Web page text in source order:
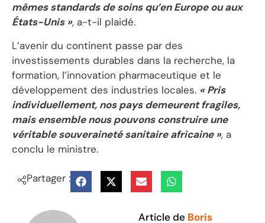
mêmes standards de soins qu’en Europe ou aux
États-Unis », a-t-il plaidé.
L’avenir du continent passe par des
investissements durables dans la recherche, la
formation, l’innovation pharmaceutique et le
développement des industries locales. « Pris
individuellement, nos pays demeurent fragiles,
mais ensemble nous pouvons construire une
véritable souveraineté sanitaire africaine », a
conclu le ministre.
Partager :
Article de Boris